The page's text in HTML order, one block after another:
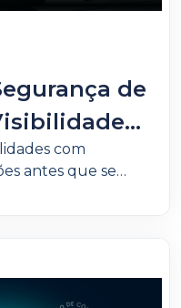
de
em
com
antes que se